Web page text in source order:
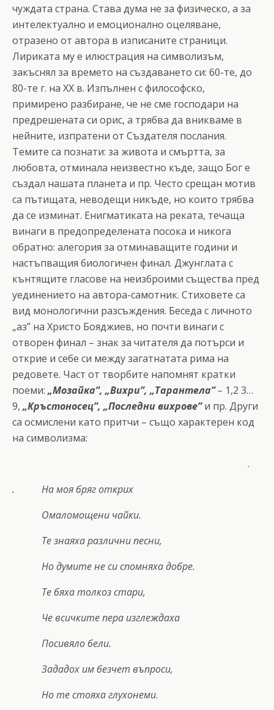
чуждата страна. Става дума не за физическо, а за
интелектуално и емоционално оцеляване,
отразено от автора в изписаните страници.
Лириката му е илюстрация на символизъм,
закъснял за времето на създаването си: 60-те, до
80-те г. на ХХ в. Изпълнен с философско,
примирено разбиране, че не сме господари на
предрешената си орис, а трябва да вникваме в
нейните, изпратени от Създателя послания.
Темите са познати: за живота и смъртта, за
любовта, отминала неизвестно къде, защо Бог е
създал нашата планета и пр. Често срещан мотив
са пътищата, неводещи никъде, но които трябва
да се изминат. Енигматиката на реката, течаща
винаги в предопределената посока и никога
обратно: алегория за отминаващите години и
настъпващия биологичен финал. Джунглата с
кънтящите гласове на неизброими същества пред
уединението на автора-самотник. Стиховете са
вид монологични разсъждения. Беседа с личното
„аз” на Христо Бояджиев, но почти винаги с
отворен финал – знак за читателя да потърси и
открие и себе си между загатнатата рима на
редовете. Част от творбите напомнят кратки
поеми: „Мозайка”, „Вихри”, „Тарантела”– 1,2 3…
9, „Кръстоносец”, „Последни вихрове”и пр. Други
са осмислени като притчи – също характерен код
на символизма:
.
. На моя бряг открих
Омаломощени чайки.
Те знаяха различни песни,
Но думите не си спомняха добре.
Те бяха толкоз стари,
Че всичките пера изглеждаха
Посивяло бели.
Зададох им безчет въпроси,
Но те стояха глухонеми.